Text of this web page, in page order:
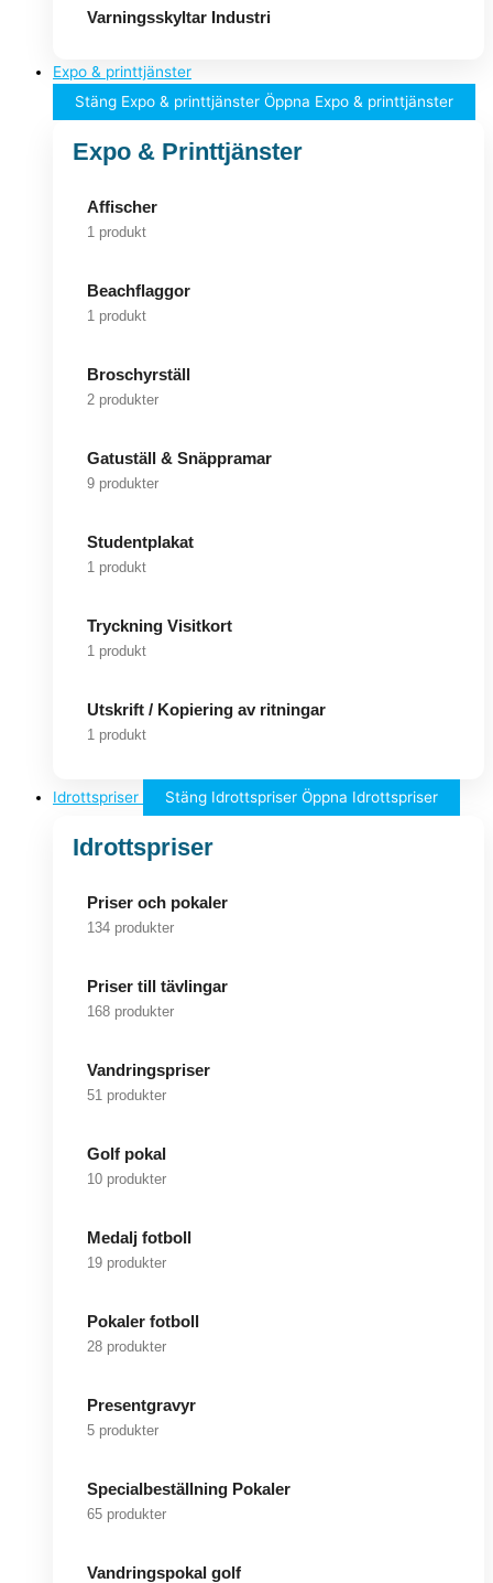
Varningsskyltar Industri
Expo & printtjänster
Stäng Expo & printtjänster Öppna Expo & printtjänster
Expo & Printtjänster
Affischer
1 produkt
Beachflaggor
1 produkt
Broschyrställ
2 produkter
Gatuställ & Snäppramar
9 produkter
Studentplakat
1 produkt
Tryckning Visitkort
1 produkt
Utskrift / Kopiering av ritningar
1 produkt
Idrottspriser Stäng Idrottspriser Öppna Idrottspriser
Idrottspriser
Priser och pokaler
134 produkter
Priser till tävlingar
168 produkter
Vandringspriser
51 produkter
Golf pokal
10 produkter
Medalj fotboll
19 produkter
Pokaler fotboll
28 produkter
Presentgravyr
5 produkter
Specialbeställning Pokaler
65 produkter
Vandringspokal golf